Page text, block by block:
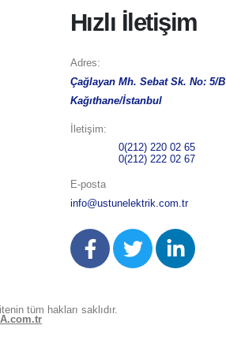
Hızlı İletişim
Adres:
Çağlayan Mh. Sebat Sk. No: 5/B
Kağıthane/İstanbul
İletişim:
0(212) 220 02 65
0(212) 222 02 67
E-posta
info@ustunelektrik.com.tr
tüm hakları saklıdır.